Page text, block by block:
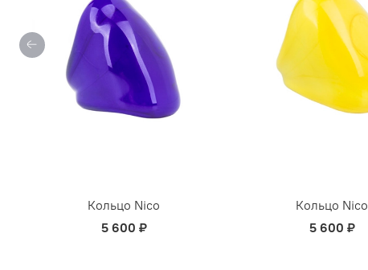
Кольцо Nico
5 600 ₽
Кольцо Nico
5 600 ₽